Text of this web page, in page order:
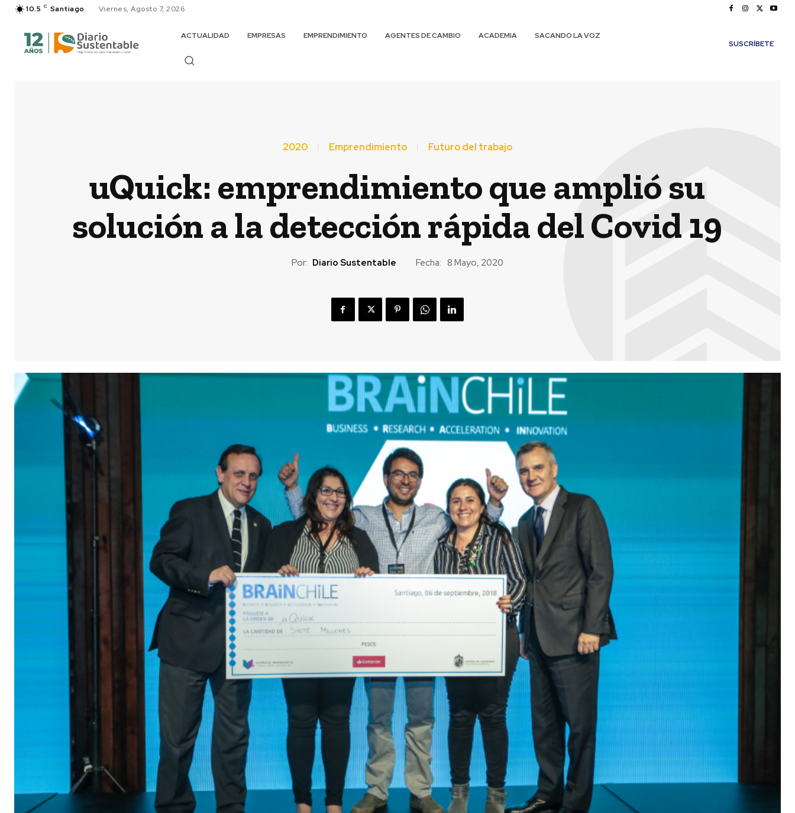
10.5 C Santiago Viernes, Agosto 7, 2026
ACTUALIDAD EMPRESAS EMPRENDIMIENTO AGENTES DE CAMBIO ACADEMIA
SACANDO LA VOZ
SUSCRÍBETE
2020 Emprendimiento Futuro del trabajo
uQuick: emprendimiento que amplió su
solución a la detección rápida del Covid 19
Por: Diario Sustentable Fecha: 8 Mayo, 2020